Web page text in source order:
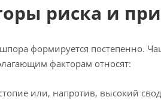
риска и
формируется постепенно.
факторам относят:
или, напротив, высокий